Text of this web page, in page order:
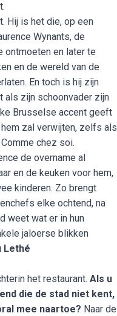
Hij is het die, op een
Wynants, de
ontmoeten en later te
en de wereld van de
En toch is hij zijn
als zijn schoonvader zijn
Brusselse accent geeft
zal verwijten, zelfs als
chez soi.
de overname al
en de keuken voor hem,
kinderen. Zo brengt
elke ochtend, na
weet wat er in hun
jaloerse blikken
Lethé
het restaurant. Als u
die de stad niet kent,
mee naartoe? Naar de